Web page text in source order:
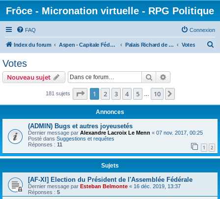
Frôce - Micronation virtuelle - RPG Politique
FAQ Connexion
Index du forum Aspen - Capitale Fédérale Palais Richard de Frôce - Assemblée Fédérale Votes
r
Votes
Nouveau sujet Rechercher
181 sujets Page 1sur10
1 2 3 4 5 10
Annonces
(ADMIN) Bugs et autres joyeusetés
Dernier message par Alexandre Lacroix Le Menn « 07 nov. 2017, 00:25
Posté dans Suggestions et requêtes
Réponses : 11 1 2
Sujets
[AF-XI] Election du Président de l'Assemblée Fédérale
Dernier message par Esteban Belmonte « 16 déc. 2019, 13:37
Réponses : 5